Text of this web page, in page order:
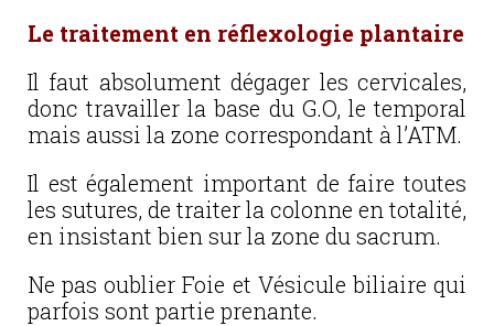
Le traitement en réflexologie plantaire
Il faut absolument dégager les cervicales,
donc travailler la base du G.O, le temporal
mais aussi la zone correspondant à l’ATM.
Il est également important de faire toutes
les sutures, de traiter la colonne en totalité,
en insistant bien sur la zone du sacrum.
Ne pas oublier Foie et Vésicule biliaire qui
parfois sont partie prenante.